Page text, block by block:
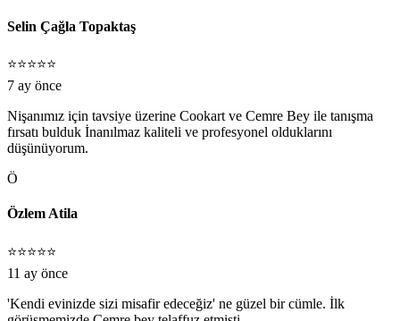
Selin Çağla Topaktaş
⭐⭐⭐⭐⭐
7 ay önce
Nişanımız için tavsiye üzerine Cookart ve Cemre Bey ile tanışma
fırsatı bulduk İnanılmaz kaliteli ve profesyonel olduklarını
düşünüyorum.
Ö
Özlem Atila
⭐⭐⭐⭐⭐
11 ay önce
'Kendi evinizde sizi misafir edeceğiz' ne güzel bir cümle. İlk